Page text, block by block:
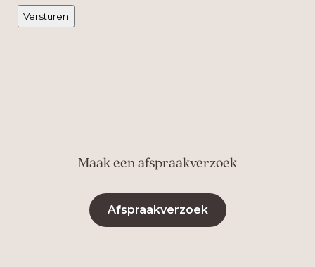
Maak een afspraakverzoek
Afspraakverzoek